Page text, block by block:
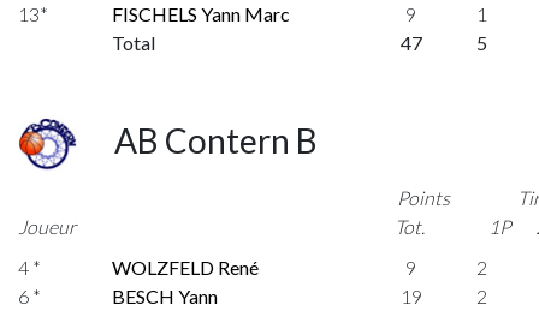
13*
FISCHELS Yann Marc 9
1
Total
47 5
AB Contern B
Joueur
Points
Tot.
1P
4 *
WOLZFELD René 9
2
6 *
BESCH Yann 19
2